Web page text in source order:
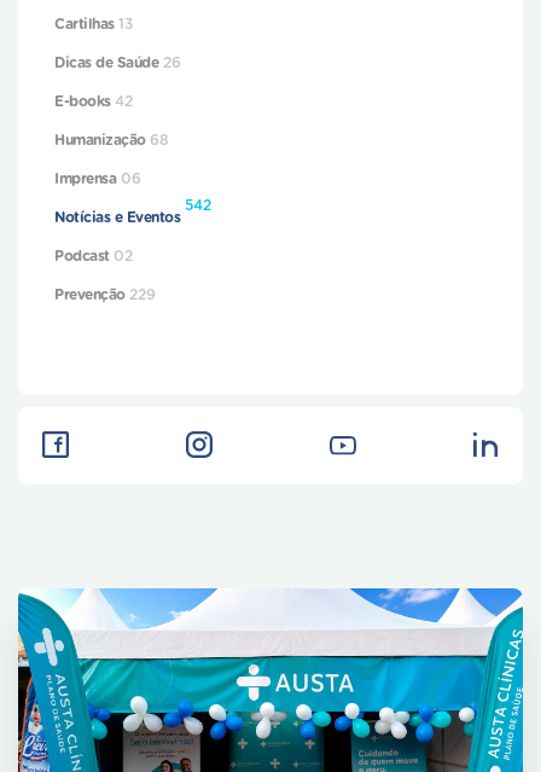
Cartilhas13
Dicas de Saúde 26
E-books 42
Humanização 68
Imprensa 06
Notícias e Eventos
542
Podcast 02
Prevenção 229